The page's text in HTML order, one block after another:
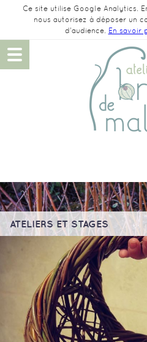
Ce site utilise Google Analytics.
nous autorisez à déposer un
d'audience. En savoir
ATELIERS ET STAGES